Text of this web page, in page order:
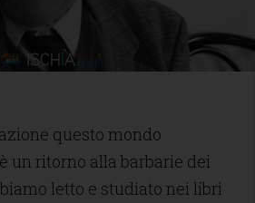
questo mondo
un ritorno alla barbarie dei
letto e studiato nei libri